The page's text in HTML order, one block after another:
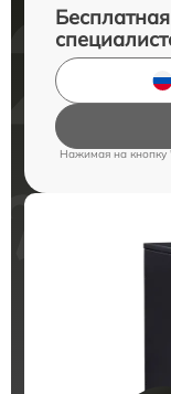
Нажимая на кнопку